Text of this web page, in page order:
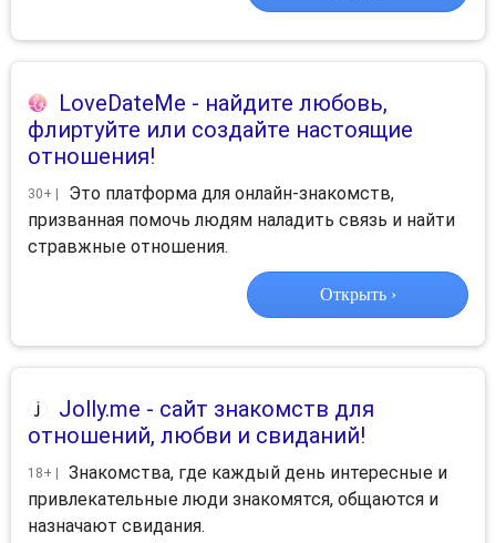
LoveDateMe - найдите любовь,
флиртуйте или создайте настоящие
отношения!
30+ |
Это платформа для онлайн-знакомств,
призванная помочь людям наладить связь и найти
стравжные отношения.
Открыть ›
Jolly.me - сайт знакомств для
отношений, любви и свиданий!
18+ |
Знакомства, где каждый день интересные и
привлекательные люди знакомятся, общаются и
назначают свидания.